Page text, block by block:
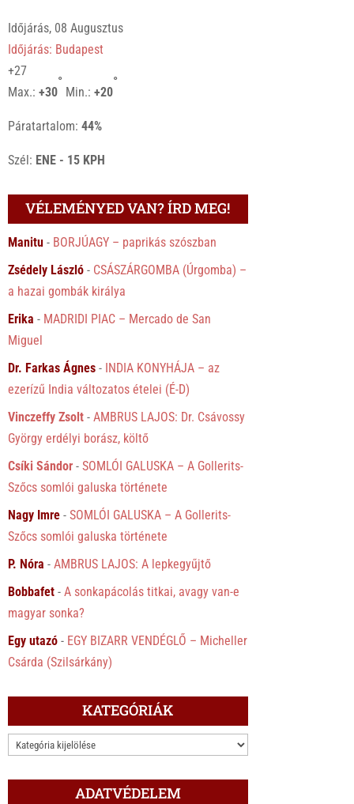
Időjárás, 08 Augusztus
Időjárás: Budapest
+27
Max.:+30
°
Min.:+20
°
Páratartalom:44%
Szél: ENE - 15 KPH
VÉLEMÉNYED VAN? ÍRD MEG!
Manitu - BORJÚAGY – paprikás szószban
Zsédely László - CSÁSZÁRGOMBA (Úrgomba) –
a hazai gombák királya
Erika - MADRIDI PIAC – Mercado de San
Miguel
Dr. Farkas Ágnes - INDIA KONYHÁJA – az
ezerízű India változatos ételei (É-D)
Vinczeffy Zsolt -AMBRUS LAJOS: Dr. Csávossy
György erdélyi borász, költő
Csíki Sándor -SOMLÓI GALUSKA – A Gollerits-
Szőcs somlói galuska története
Nagy Imre -SOMLÓI GALUSKA – A Gollerits-
Szőcs somlói galuska története
P. Nóra -AMBRUS LAJOS: A lepkegyűjtő
Bobbafet -A sonkapácolás titkai, avagy van-e
magyar sonka?
Egy utazó - EGY BIZARR VENDÉGLŐ – Micheller
Csárda (Szilsárkány)
KATEGÓRIÁK
KATEGÓRIÁK
ADATVÉDELEM